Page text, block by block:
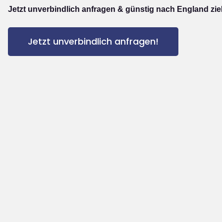
Jetzt unverbindlich anfragen & günstig nach England
Jetzt unverbindlich anfragen!